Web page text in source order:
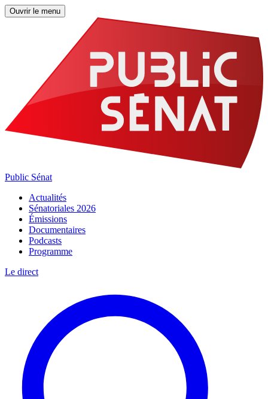
Ouvrir le menu
Public Sénat
Actualités
Sénatoriales 2026
Émissions
Documentaires
Podcasts
Programme
Le direct